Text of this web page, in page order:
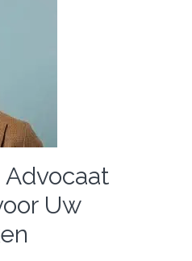
Uw